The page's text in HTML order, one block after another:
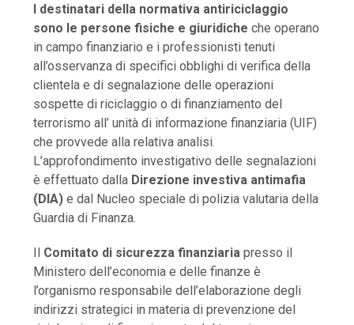
I destinatari della normativa antiriciclaggio
sono le persone fisiche e giuridiche che operano
in campo finanziario e i professionisti tenuti
all’osservanza di specifici obblighi di verifica della
clientela e di segnalazione delle operazioni
sospette di riciclaggio o di finanziamento del
terrorismo all’ unità di informazione finanziaria (UIF)
che provvede alla relativa analisi.
L’approfondimento investigativo delle segnalazioni
è effettuato dalla Direzione investiva antimafia
(DIA) e dal Nucleo speciale di polizia valutaria della
Guardia di Finanza.
Il Comitato di sicurezza finanziaria presso il
Ministero dell’economia e delle finanze è
l’organismo responsabile dell’elaborazione degli
indirizzi strategici in materia di prevenzione del